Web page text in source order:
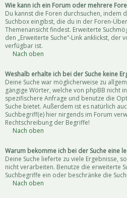
Wie kann ich ein Forum oder mehrere
Du kannst die Foren durchsuchen, indem
Suchbox eingibst, die du in der Foren-
Themenansicht findest. Erweiterte
den „Erweiterte Suche“-Link anklickst, der
verfügbar ist.
Nach oben
Weshalb erhalte ich bei der Suche keine
Deine Suche war möglicherweise zu
gängige Wörter, welche von phpBB nicht
spezifischere Anfrage und benutze die
Suche bietet. Außerdem ist es natürlich
Suchbegriff(e) hier nirgends im Forum
Rechtschreibung der Begriffe!
Nach oben
Warum bekomme ich bei der Suche eine
Deine Suche lieferte zu viele Ergebnisse,
nicht verarbeiten. Benutze die erweiterte
Suchbegriffe ein oder beschränke die
Nach oben